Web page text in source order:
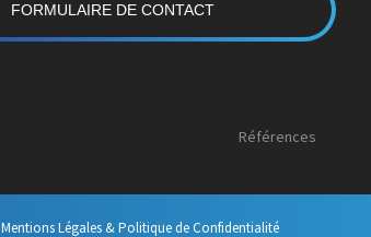
FORMULAIRE DE CONTACT
Références
Mentions Légales & Politique de Confidentialité